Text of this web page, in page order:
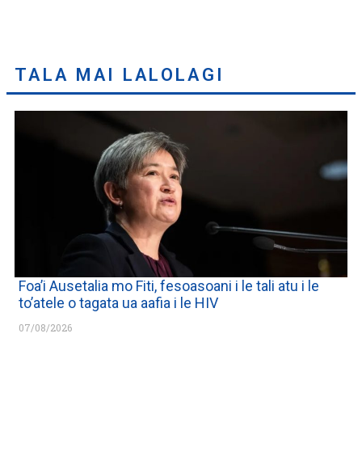
TALA MAI LALOLAGI
Foa’i Ausetalia mo Fiti, fesoasoani i le tali atu i le
to’atele o tagata ua aafia i le HIV
07/08/2026